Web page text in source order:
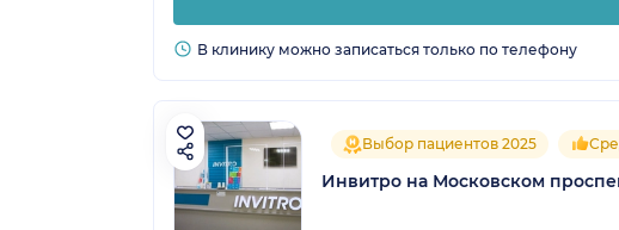
В клинику можно записаться только по телефону
Выбор пациентов 2025
Инвитро на Московском